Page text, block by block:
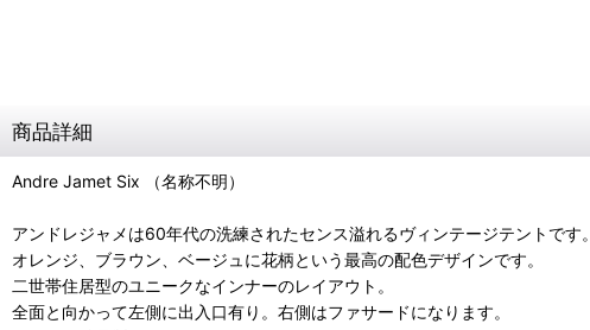
商品詳細
Andre Jamet Six （名称不明）
アンドレジャメは60年代の洗練されたセンス溢れるヴィンテージテントです。
オレンジ、ブラウン、ベージュに花柄という最高の配色デザインです。
二世帯住居型のユニークなインナーのレイアウト。
全面と向かって左側に出入口有り。右側はファサードになります。